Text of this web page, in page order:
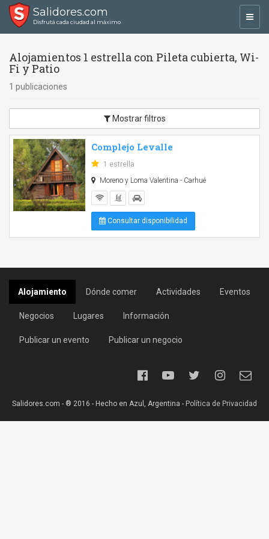
Salidores.com
Disfrutá cada ciudad al máximo
Alojamientos 1 estrella con Pileta cubierta, Wi-
Fi y Patio
1 publicaciones
Mostrar filtros
Complejo Levalle
1 estrella
Moreno y Loma Valentina - Carhué
Consultar disponibilidad
Alojamiento Dónde comer Actividades Eventos
Negocios Lugares Información
Publicar un evento Publicar un negocio
Salidores.com - ® 2016 - Hecho en Azul, Argentina - Política de Privacidad